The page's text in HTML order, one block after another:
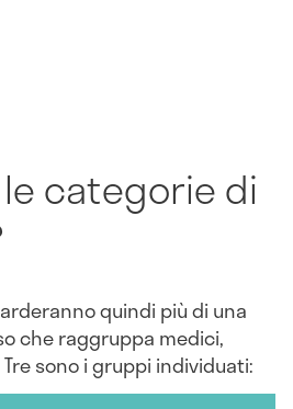
le categorie di
quindi più di una
che raggruppa medici,
sono i gruppi individuati: